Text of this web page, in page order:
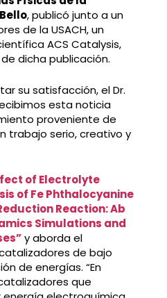
, publicó junto a un
de la USACH, un
ACS Catalysis,
dicha publicación.
su satisfacción, el Dr.
esta noticia
proveniente de
trabajo serio, creativo y
of Electrolyte
of Fe Phthalocyanine
Reaction: Ab
Simulations and
y aborda el
de bajo
de energías. “En
que